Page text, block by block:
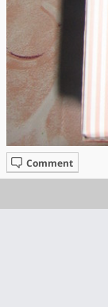
Comment